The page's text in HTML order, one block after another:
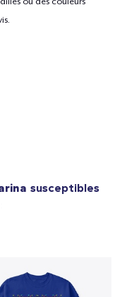
susceptibles